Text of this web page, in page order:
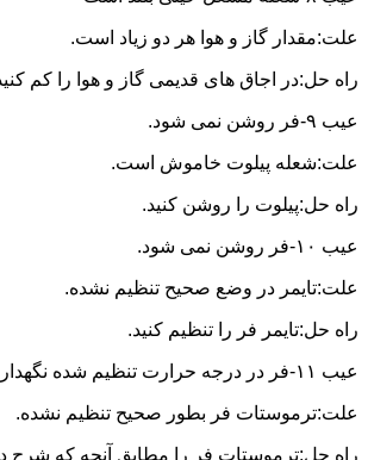
علت:مقدار گاز و هوا هر دو زیاد است.
راه حل:در اجاق های قدیمی گاز و هوا را کم
عیب ۹-فر روشن نمی شود.
علت:شعله پیلوت خاموش است.
راه حل:پیلوت را روشن کنید.
عیب ۱۰-فر روشن نمی شود.
علت:تایمر در وضع صحیح تنظیم نشده.
راه حل:تایمر فر را تنظیم کنید.
عیب ۱۱-فر در درجه حرارت تنظیم شده نگهداری نمی شود.
علت:ترموستات فر بطور صحیح تنظیم نشده.
راه حل:ترموستات فر را مطابق آنچه که شرح